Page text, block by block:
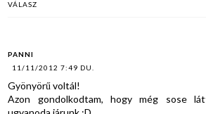
VÁLASZ
PANNI
11/11/2012 7:49 DU.
Gyönyörű voltál!
Azon gondolkodtam, hogy még sose